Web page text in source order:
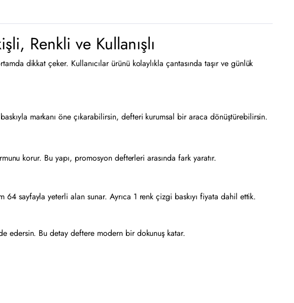
Renkli ve Kullanışlı
dikkat çeker. Kullanıcılar ürünü kolaylıkla çantasında taşır ve günlük
markanı öne çıkarabilirsin, defteri kurumsal bir araca dönüştürebilirsin.
korur. Bu yapı, promosyon defterleri arasında fark yaratır.
sayfayla yeterli alan sunar. Ayrıca 1 renk çizgi baskıyı fiyata dahil ettik.
edersin. Bu detay deftere modern bir dokunuş katar.